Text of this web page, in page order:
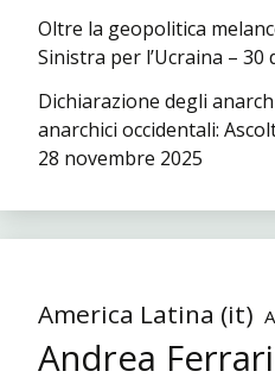
Oltre la geopolitica
Sinistra per l’Ucraina – 30
Dichiarazione degli
anarchici occidentali:
28 novembre 2025
America Latina (it)
Andrea